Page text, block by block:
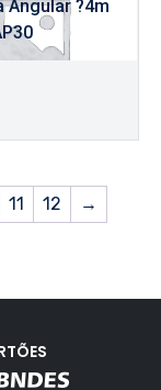
Angular ?4m
11 12 →